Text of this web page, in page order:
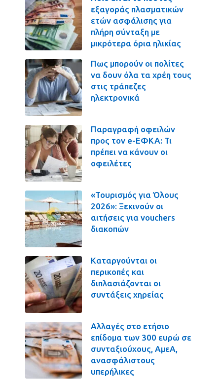
εξαγοράς πλασματικών
ετών ασφάλισης για
πλήρη σύνταξη με
μικρότερα όρια ηλικίας
Πως μπορούν οι πολίτες
να δουν όλα τα χρέη τους
στις τράπεζες
ηλεκτρονικά
Παραγραφή οφειλών
προς τον e-ΕΦΚΑ: Τι
πρέπει να κάνουν οι
οφειλέτες
«Τουρισμός για Όλους
2026»: Ξεκινούν οι
αιτήσεις για vouchers
διακοπών
Καταργούνται οι
περικοπές και
διπλασιάζονται οι
συντάξεις χηρείας
Αλλαγές στο ετήσιο
επίδομα των 300 ευρώ σε
συνταξιούχους, ΑμεΑ,
ανασφάλιστους
υπερήλικες